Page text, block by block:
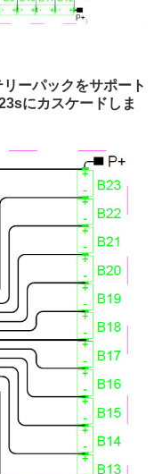
ーパックをサポート
にカスケードしま